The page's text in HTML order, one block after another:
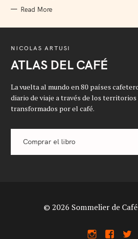
Read More
NICOLAS ARTUSI
ATLAS DEL CAFÉ
La vuelta al mundo en 80 países
diario de viaje a través de los territorios
transformados por el café.
Comprar el libro
X
© 2026 Sommelier de